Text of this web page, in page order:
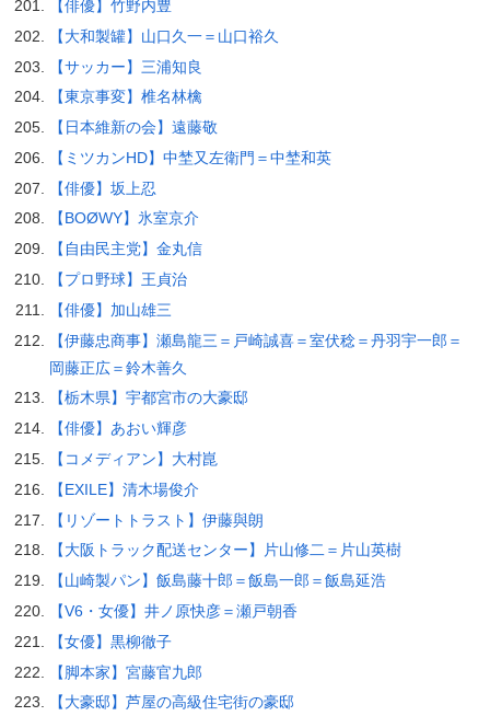
【俳優】竹野内豊
【大和製罐】山口久一＝山口裕久
【サッカー】三浦知良
【東京事変】椎名林檎
【日本維新の会】遠藤敬
【ミツカンHD】中埜又左衛門＝中埜和英
【俳優】坂上忍
【BOØWY】氷室京介
【自由民主党】金丸信
【プロ野球】王貞治
【俳優】加山雄三
【伊藤忠商事】瀬島龍三＝戸崎誠喜＝室伏稔＝丹羽宇一郎＝
岡藤正広＝鈴木善久
【栃木県】宇都宮市の大豪邸
【俳優】あおい輝彦
【コメディアン】大村崑
【EXILE】清木場俊介
【リゾートトラスト】伊藤與朗
【大阪トラック配送センター】片山修二＝片山英樹
【山崎製パン】飯島藤十郎＝飯島一郎＝飯島延浩
【V6・女優】井ノ原快彦＝瀬戸朝香
【女優】黒柳徹子
【脚本家】宮藤官九郎
【大豪邸】芦屋の高級住宅街の豪邸